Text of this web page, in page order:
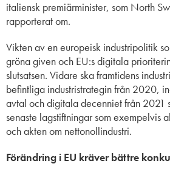
italiensk premiärminister, som North
rapporterat om.
Vikten av en europeisk industripolitik
gröna given och EU:s digitala
slutsatsen. Vidare ska framtidens
befintliga industristrategin från 2020,
avtal och digitala decenniet från 2021
senaste lagstiftningar som exempelvis
och akten om nettonollindustri.
Förändring i EU kräver bättre